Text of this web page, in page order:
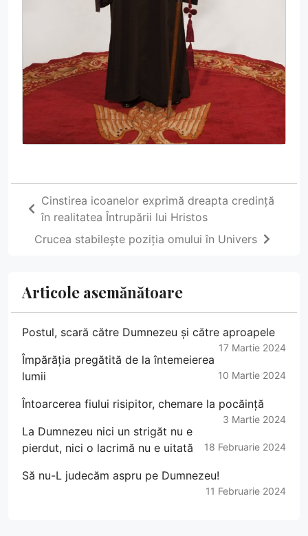
Cinstirea icoanelor exprimă dreapta credință
în realitatea Întrupării lui Hristos
Crucea stabilește poziția omului în Univers
Articole asemănătoare
Postul, scară către Dumnezeu și către aproapele
17 Martie 2024
Împărăția pregătită de la întemeierea
lumii
10 Martie 2024
Întoarcerea fiului risipitor, chemare la pocăință
3 Martie 2024
La Dumnezeu nici un strigăt nu e
pierdut, nici o lacrimă nu e uitată
18 Februarie 2024
Să nu-L judecăm aspru pe Dumnezeu!
11 Februarie 2024